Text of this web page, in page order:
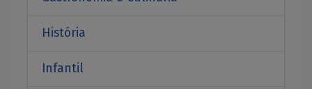
História
Infantil